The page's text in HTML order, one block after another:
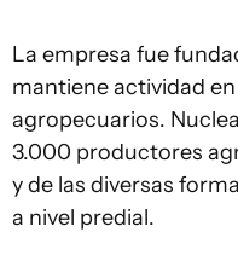
La empresa fue
mantiene actividad
agropecuarios.
3.000 productores
y de las diversas
a nivel predial.